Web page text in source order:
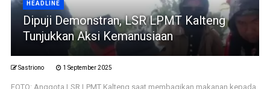
HEADLINE
Dipuji Demonstran, LSR LPMT Kalteng
Tunjukkan Aksi Kemanusiaan
Sastriono 1 September 2025
FOTO: Anggota LSR LPMT Kalteng saat membagikan makanan kepada